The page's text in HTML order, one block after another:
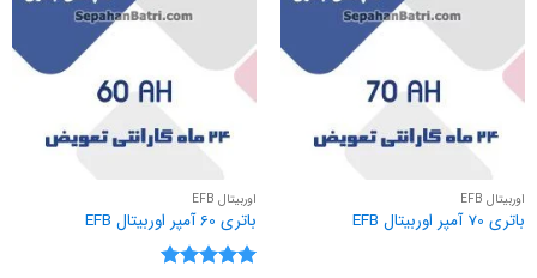
اوربیتال EFB
باتری 70 آمپر اوربیتال EFB
اوربیتال EFB
باتری 60 آمپر اوربیتال EFB